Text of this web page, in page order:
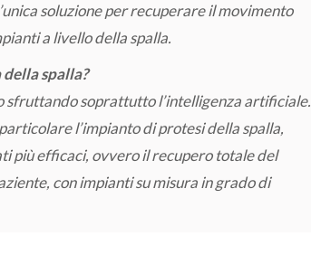
soluzione per recuperare il movimento
a livello della spalla.
spalla?
sfruttando soprattutto l’intelligenza artificiale.
l’impianto di protesi della spalla,
più efficaci, ovvero il recupero totale del
con impianti su misura in grado di